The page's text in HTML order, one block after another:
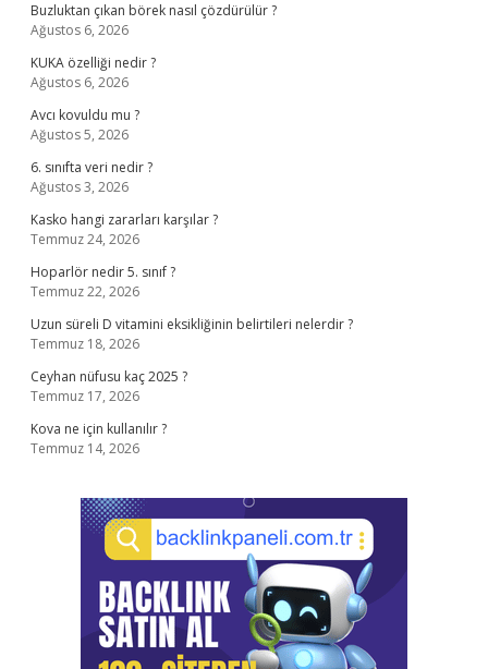
Buzluktan çıkan börek nasıl çözdürülür ?
Ağustos 6, 2026
KUKA özelliği nedir ?
Ağustos 6, 2026
Avcı kovuldu mu ?
Ağustos 5, 2026
6. sınıfta veri nedir ?
Ağustos 3, 2026
Kasko hangi zararları karşılar ?
Temmuz 24, 2026
Hoparlör nedir 5. sınıf ?
Temmuz 22, 2026
Uzun süreli D vitamini eksikliğinin belirtileri nelerdir ?
Temmuz 18, 2026
Ceyhan nüfusu kaç 2025 ?
Temmuz 17, 2026
Kova ne için kullanılır ?
Temmuz 14, 2026